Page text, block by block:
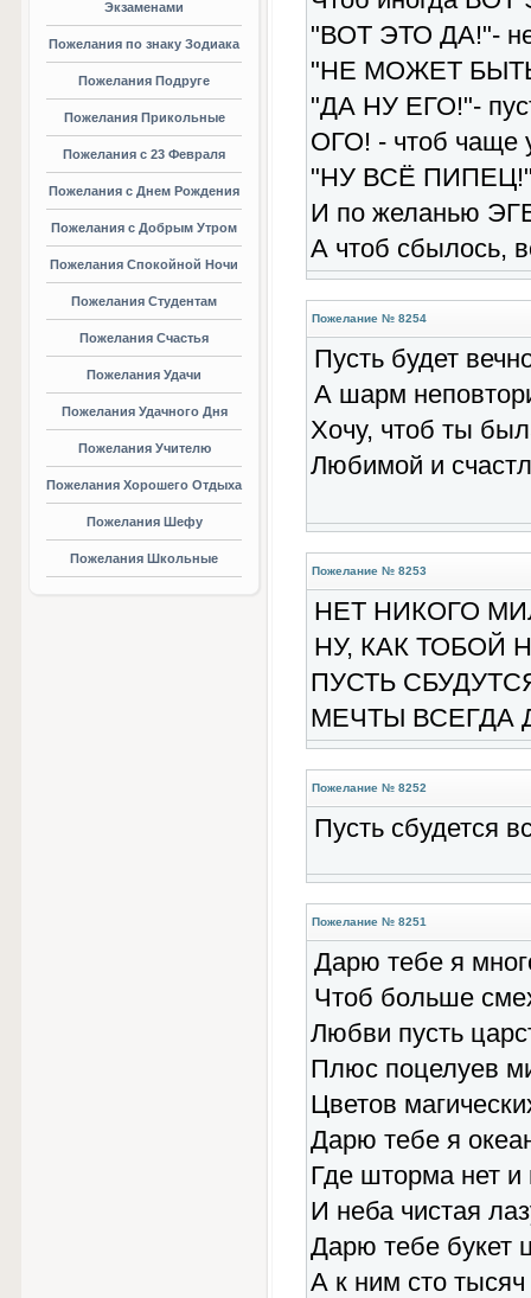
Экзаменами
Пожелания по знаку Зодиака
Пожелания Подруге
Пожелания Прикольные
Пожелания с 23 Февраля
Пожелания с Днем Рождения
Пожелания с Добрым Утром
Пожелания Спокойной Ночи
Пожелания Студентам
Пожелания Счастья
Пожелания Удачи
Пожелания Удачного Дня
Пожелания Учителю
Пожелания Хорошего Отдыха
Пожелания Шефу
Пожелания Школьные
"ВОТ ЭТО ДА!"-
"НЕ МОЖЕТ
"ДА НУ ЕГО!"-
ОГО! - чтоб чаще
"НУ ВСЁ
И по желанью
А чтоб сбылось,
Пожелание № 8254
Пусть будет
А шарм
Хочу, чтоб ты
Любимой и
Пожелание № 8253
НЕТ НИКОГО
НУ, КАК ТОБОЙ
ПУСТЬ
МЕЧТЫ ВСЕГДА
Пожелание № 8252
Пусть сбудется
Пожелание № 8251
Дарю тебе я
Чтоб больше
Любви пусть
Плюс поцелуев
Цветов
Дарю тебе я
Где шторма нет и
И неба чистая
Дарю тебе букет
А к ним сто